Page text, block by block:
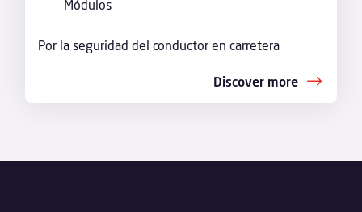
Módulos
Por la seguridad del conductor en carretera
Discover more